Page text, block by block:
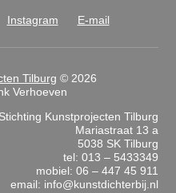
Instagram E-mail
Tilburg © 2026
Verhoeven
Stichting Kunstprojecten Tilburg
Mariastraat 13 a
5038 SK Tilburg
tel: 013 – 5433349
mobiel: 06 – 447 45 911
email: info@kunstdichterbij.nl